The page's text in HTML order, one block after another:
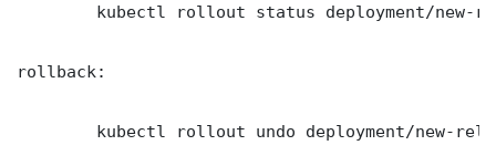
rollback: